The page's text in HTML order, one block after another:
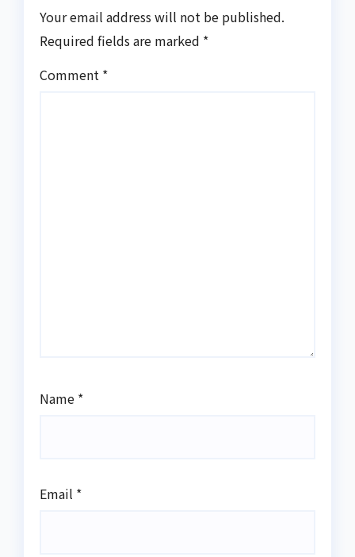
Your email address will not be published.
Required fields are marked *
Comment *
Name *
Email *